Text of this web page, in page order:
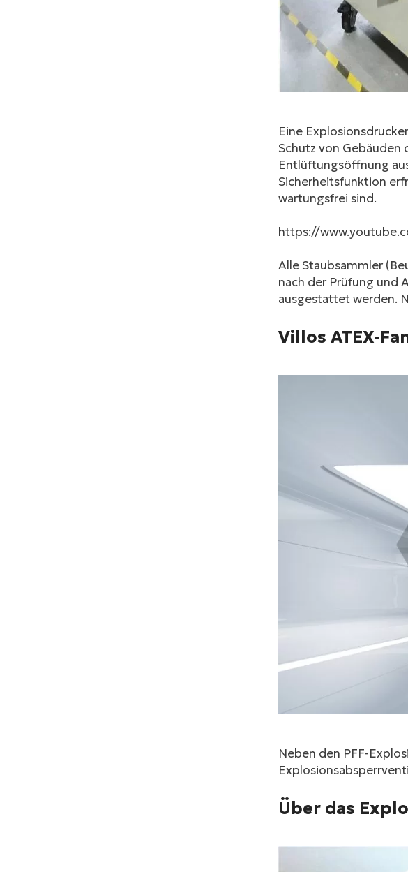
Eine
Schutz von
Entlüftungsöffnung
Sicherheitsfunktion
wartungsfrei sind.
https://
Alle Staubsammler
nach der Prüfung und
ausgestattet werden.
Villos ATEX-
Neben den PFF-
Über das